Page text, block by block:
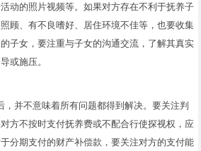
动的照片视频等。如果对方存在不利于抚养子
顾、有不良嗜好、居住环境不佳等，也要收集
子女，要注重与子女的沟通交流，了解其真实
或施压。
，并不意味着所有问题都得到解决。要关注判
方不按时支付抚养费或不配合行使探视权，应
分期支付的财产补偿款，要关注对方的支付能